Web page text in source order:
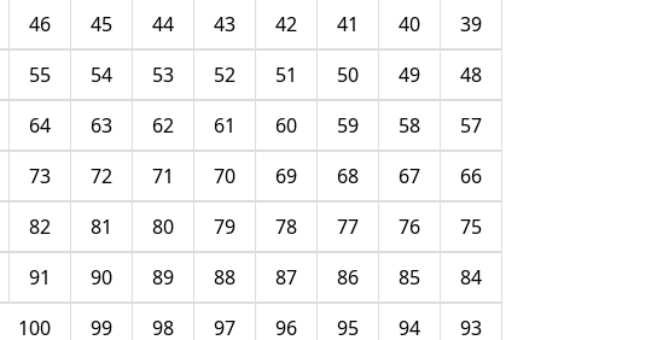
39
40
41
42
43
44
45
46
48
49
50
51
52
53
54
55
57
58
59
60
61
62
63
64
66
67
68
69
70
71
72
73
75
76
77
78
79
80
81
82
84
85
86
87
88
89
90
91
93
94
95
96
97
98
99
100